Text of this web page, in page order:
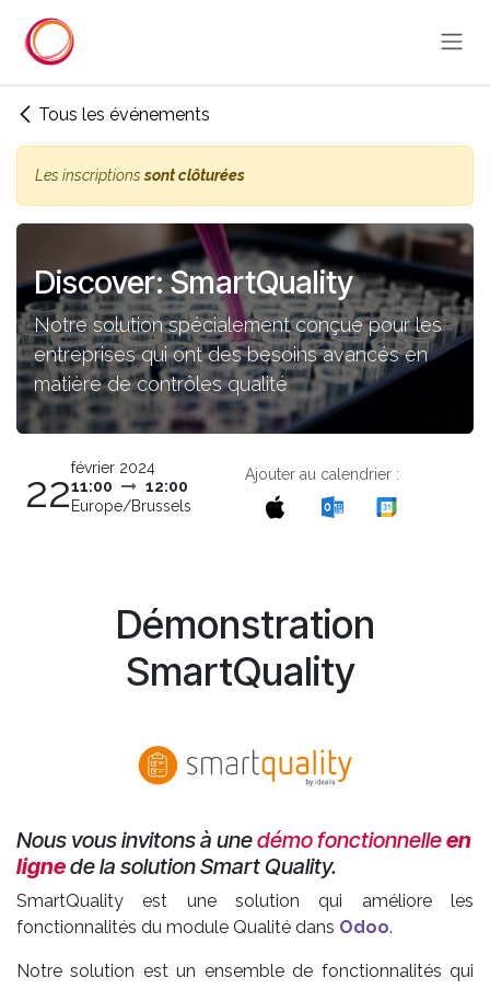
Tous les événements
Les inscriptionssont clôturées
Discover: SmartQuality
Notre solution spécialement conçue pour les
entreprises qui ont des besoins avancés en
matière de contrôles qualité
22février 2024
11:00
12:00
Europe/Brussels
Ajouter au calendrier :
Démonstration
SmartQuality
Nous vous invitons à unedémo fonctionnelleen
lignede la solution Smart Quality.
SmartQuality est une solution qui améliore les
fonctionnalités du module Qualité dans Odoo.
Notre solution est un ensemble de fonctionnalités qui